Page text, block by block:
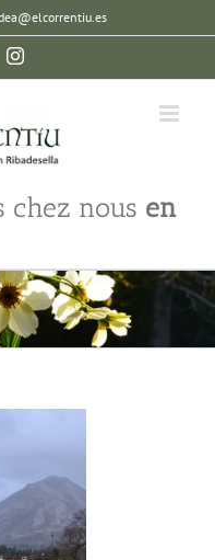
Instagram
chez nous en